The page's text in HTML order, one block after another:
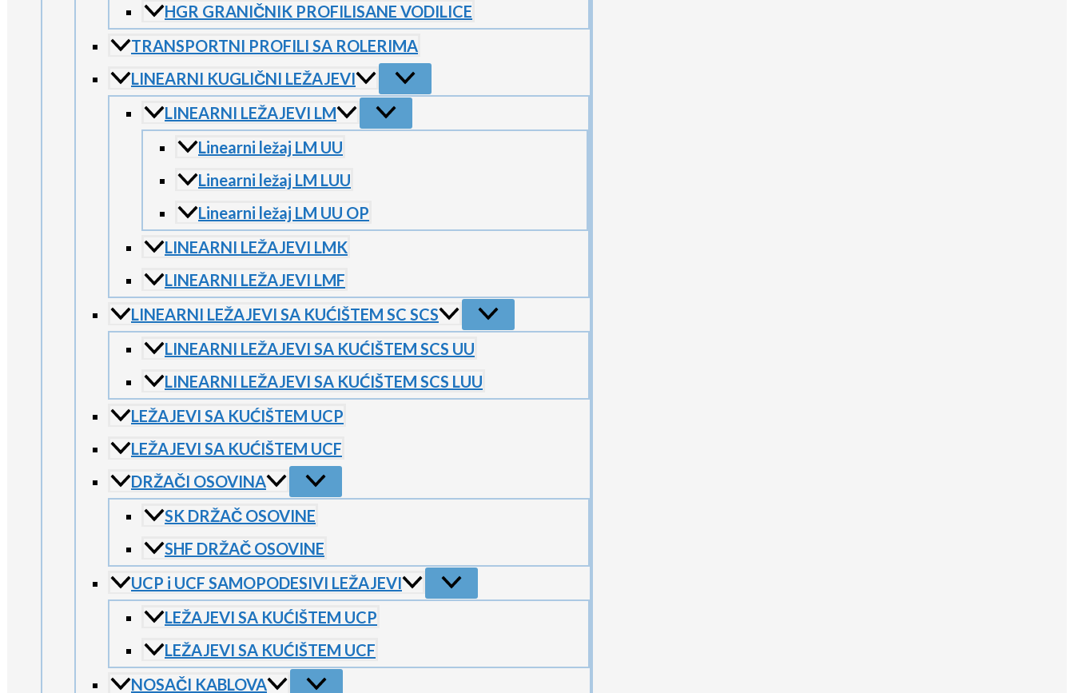
HGR GRANIČNIK PROFILISANE VODILICE
TRANSPORTNI PROFILI SA ROLERIMA
LINEARNI KUGLIČNI LEŽAJEVI
LINEARNI LEŽAJEVI LM
Linearni ležaj LM UU
Linearni ležaj LM LUU
Linearni ležaj LM UU OP
LINEARNI LEŽAJEVI LMK
LINEARNI LEŽAJEVI LMF
LINEARNI LEŽAJEVI SA KUĆIŠTEM SC SCS
LINEARNI LEŽAJEVI SA KUĆIŠTEM SCS UU
LINEARNI LEŽAJEVI SA KUĆIŠTEM SCS LUU
LEŽAJEVI SA KUĆIŠTEM UCP
LEŽAJEVI SA KUĆIŠTEM UCF
DRŽAČI OSOVINA
SK DRŽAČ OSOVINE
SHF DRŽAČ OSOVINE
UCP i UCF SAMOPODESIVI LEŽAJEVI
LEŽAJEVI SA KUĆIŠTEM UCP
LEŽAJEVI SA KUĆIŠTEM UCF
NOSAČI KABLOVA